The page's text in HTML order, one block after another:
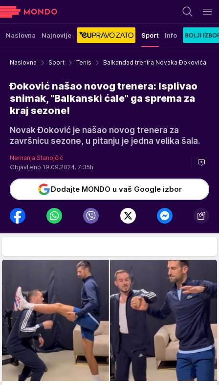
Naslovna Najnovije Sport Info
Naslovna Sport Tenis Balkandad trenira Novaka Đokovića
Đoković našao novog trenera: Isplivao
snimak, "Balkanski ćale" ga sprema za
kraj sezone!
Novak Đoković je našao novog trenera za
završnicu sezone, u pitanju je jedna velika šala.
Nemanja Stanojčić
Objavljeno 19.09.2024. 7:35h
Dodajte MONDO u vaš Google izbor